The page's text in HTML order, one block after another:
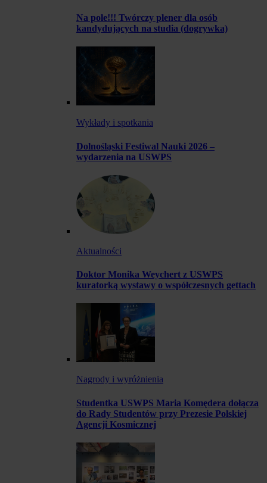
Na pole!!! Twórczy plener dla osób
kandydujących na studia (dogrywka)
Wykłady i spotkania
Dolnośląski Festiwal Nauki 2026 –
wydarzenia na USWPS
Aktualności
Doktor Monika Weychert z USWPS
kuratorką wystawy o współczesnych gettach
Nagrody i wyróżnienia
Studentka USWPS Maria Komędera dołącza
do Rady Studentów przy Prezesie Polskiej
Agencji Kosmicznej